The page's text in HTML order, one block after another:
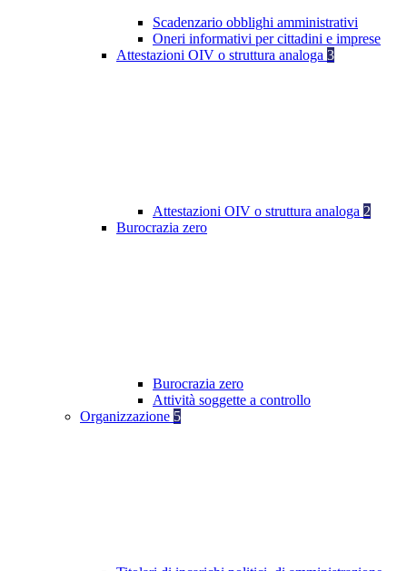
Scadenzario obblighi amministrativi
Oneri informativi per cittadini e imprese
Attestazioni OIV o struttura analoga 3
Attestazioni OIV o struttura analoga 2
Burocrazia zero
Burocrazia zero
Attività soggette a controllo
Organizzazione 5